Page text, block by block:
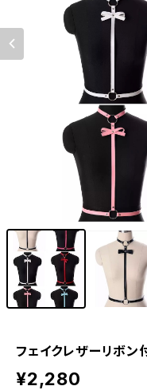
フェイクレザーリボン
¥2,280